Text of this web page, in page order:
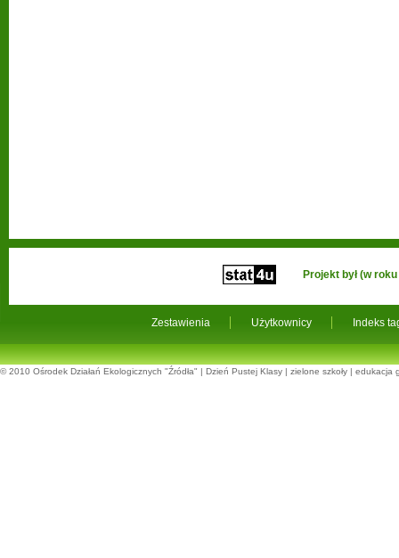
Zestawienia Użytkownicy Indeks
Projekt był (w
© 2010 Ośrodek Działań Ekologicznych "Źródła" | Dzień Pustej Klasy | zielone szkoły | edukacja